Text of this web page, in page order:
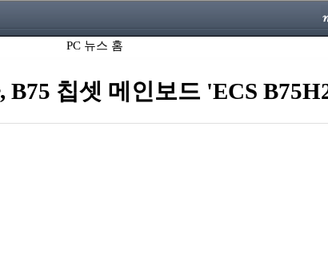
PC 뉴스 홈
B75 칩셋 메인보드 'ECS